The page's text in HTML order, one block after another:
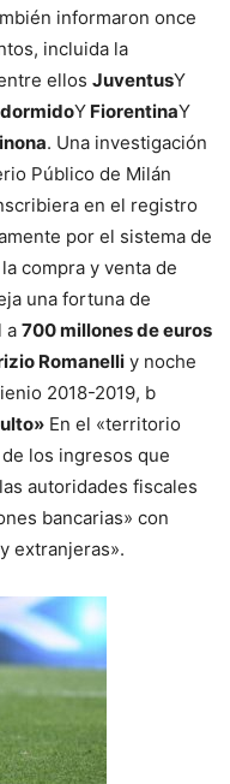
informaron once
incluida la
ellos JuventusY
dormidoY FiorentinaY
. Una investigación
Público de Milán
en el registro
por el sistema de
compra y venta de
una fortuna de
a 700 millones de euros
Romanelli y noche
2018-2019, b
En el «territorio
los ingresos que
autoridades fiscales
bancarias» con
extranjeras».